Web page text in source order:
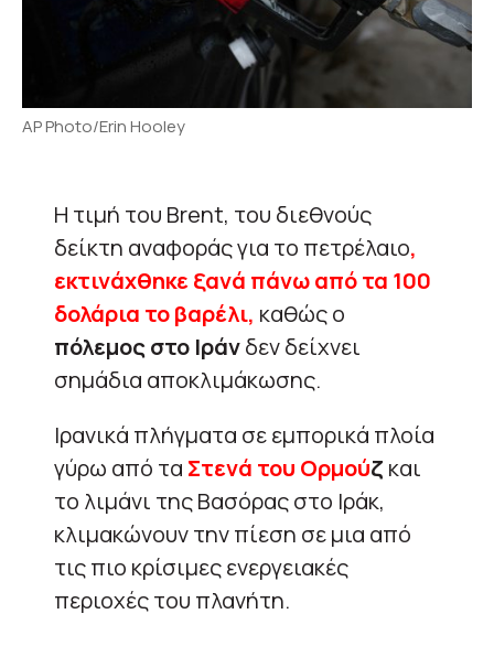
AP Photo/Erin Hooley
Η τιμή του Brent, του διεθνούς
δείκτη αναφοράς για το πετρέλαιο,
εκτινάχθηκε ξανά πάνω από τα 100
δολάρια το βαρέλι, καθώς ο
πόλεμος στο Ιράνδεν δείχνει
σημάδια αποκλιμάκωσης.
Ιρανικά πλήγματα σε εμπορικά πλοία
γύρω από τα Στενά του Ορμούζ και
το λιμάνι της Βασόρας στο Ιράκ,
κλιμακώνουν την πίεση σε μια από
τις πιο κρίσιμες ενεργειακές
περιοχές του πλανήτη.